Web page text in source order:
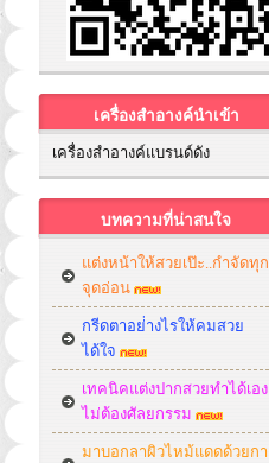
เครื่องสำอางค์นำเข้า
เครื่องสำอางค์แบรนด์ดัง
บทความที่น่าสนใจ
แต่งหน้าให้สวยเป๊ะ..กำจัดทุก
จุดอ่อน
กรีดตาอย่่างไรให้คมสวย
ได้ใจ
เทคนิคแต่งปากสวยทำได้เอง
ไม่ต้องศัลยกรรม
มาบอกลาผิวไหม้แดดด้วยกา